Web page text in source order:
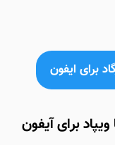
برای ایفون
برای آیفون